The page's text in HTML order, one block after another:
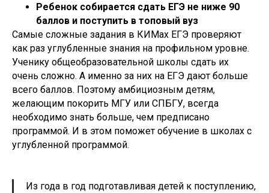
Ребенок собирается сдать ЕГЭ не ниже 90
баллов и поступить в топовый вуз
Самые сложные задания в КИМах ЕГЭ проверяют
как раз углубленные знания на профильном уровне.
Ученику общеобразовательной школы сдать их
очень сложно. А именно за них на ЕГЭ дают больше
всего баллов. Поэтому амбициозным детям,
желающим покорить МГУ или СПБГУ, всегда
необходимо знать больше, чем предписано
программой. И в этом поможет обучение в школах с
углубленной программой.
Из года в год подготавливая детей к поступлению,